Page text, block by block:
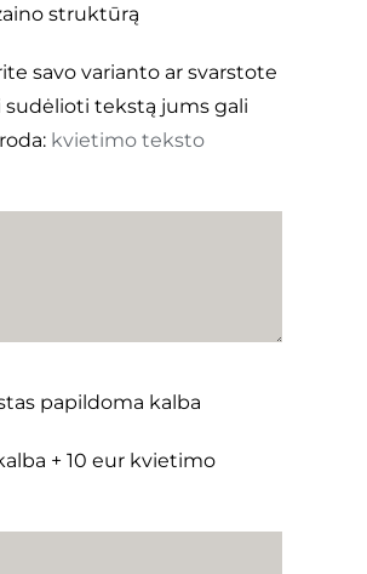
struktūrą
savo varianto ar svarstote
sudėlioti tekstą jums gali
kvietimo teksto
papildoma kalba
+ 10 eur kvietimo